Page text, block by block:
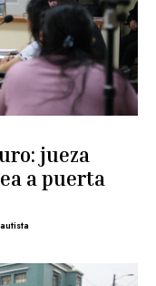
jueza
a puerta